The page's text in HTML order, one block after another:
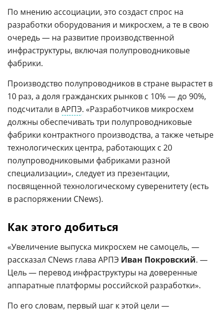
По мнению ассоциации, это создаст спрос на
разработки оборудования и микросхем, а те в свою
очередь — на развитие производственной
инфраструктуры, включая полупроводниковые
фабрики.
Производство полупроводников в стране вырастет в
10 раз, а доля гражданских рынков с 10% — до 90%,
подсчитали вАРПЭ. «Разработчиков микросхем
должны обеспечивать три полупроводниковые
фабрики контрактного производства, а также четыре
технологических центра, работающих с 20
полупроводниковыми фабриками разной
специализации», следует из презентации,
посвященной технологическому суверенитету (есть
в распоряжении CNews).
Как этого добиться
«Увеличение выпуска микросхем не самоцель, —
рассказал CNews глава АРПЭ Иван Покровский. —
Цель — перевод инфраструктуры на доверенные
аппаратные платформы российской разработки».
По его словам, первый шаг к этой цели —